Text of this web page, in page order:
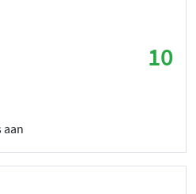
10
aan